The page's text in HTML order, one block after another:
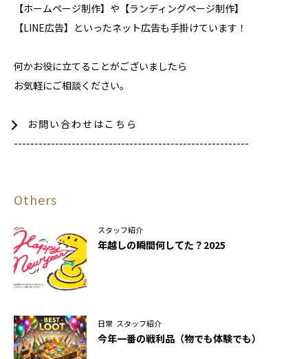
【ホームページ制作】や【ランディングページ制作】
【LINE広告】といったネット広告も手掛けています！
何かお役に立てることがございましたら
お気軽にご相談ください。
お問い合わせはこちら
---------------------------------------------------------
Others
スタッフ紹介
年越しの瞬間何してた？2025
日常 スタッフ紹介
今年一番の戦利品（物でも体験でも）